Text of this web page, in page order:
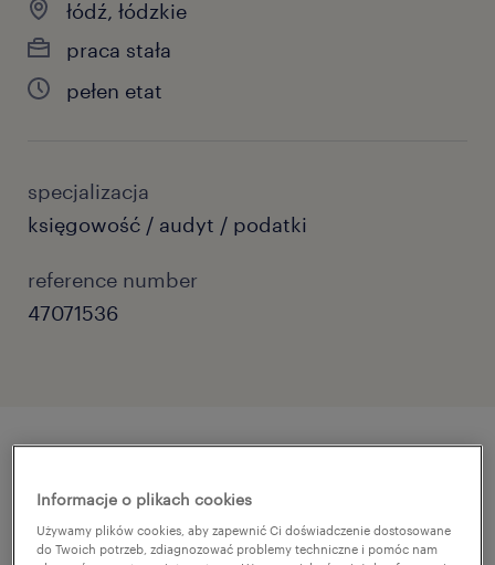
łódź, łódzkie
praca stała
pełen etat
specjalizacja
księgowość / audyt / podatki
reference number
47071536
Jesteś ekspertem w zakresie księgowości
Informacje o plikach cookies
Używamy plików cookies, aby zapewnić Ci doświadczenie dostosowane
do Twoich potrzeb, zdiagnozować problemy techniczne i pomóc nam